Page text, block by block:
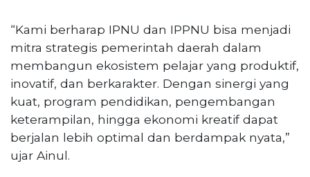
“Kami berharap IPNU dan IPPNU bisa menjadi
mitra strategis pemerintah daerah dalam
membangun ekosistem pelajar yang produktif,
inovatif, dan berkarakter. Dengan sinergi yang
kuat, program pendidikan, pengembangan
keterampilan, hingga ekonomi kreatif dapat
berjalan lebih optimal dan berdampak nyata,”
ujar Ainul.